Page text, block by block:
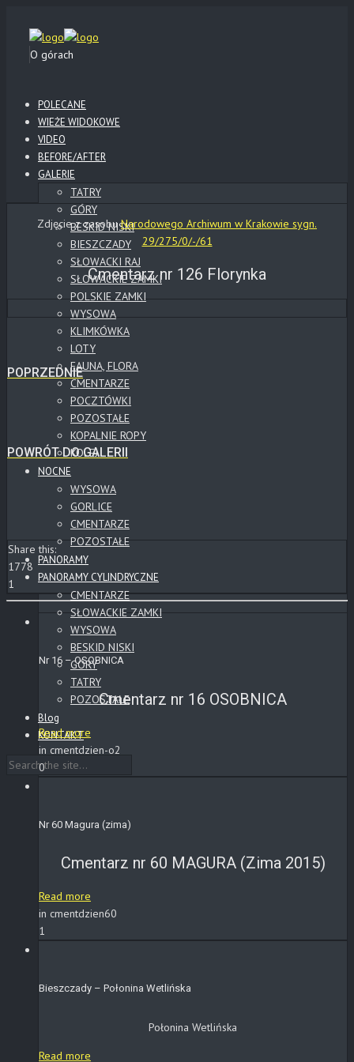
O górach
POLECANE
WIEŻE WIDOKOWE
VIDEO
BEFORE/AFTER
GALERIE
TATRY
GÓRY
BESKID NISKI
BIESZCZADY
SŁOWACKI RAJ
SŁOWACKIE ZAMKI
POLSKIE ZAMKI
WYSOWA
KLIMKÓWKA
LOTY
FAUNA, FLORA
CMENTARZE
POCZTÓWKI
POZOSTAŁE
KOPALNIE ROPY
KOLEJ
NOCNE
WYSOWA
GORLICE
CMENTARZE
POZOSTAŁE
PANORAMY
PANORAMY CYLINDRYCZNE
CMENTARZE
SŁOWACKIE ZAMKI
WYSOWA
BESKID NISKI
GÓRY
TATRY
POZOSTAŁE
Blog
KONTAKT
Zdjęcie z zasobuNarodowego Archiwum w Krakowie sygn.
29/275/0/-/61
Cmentarz nr 126 Florynka
POPRZEDNIE
POWRÓT DO GALERII
Share this:
1778
1
Nr 16 – OSOBNICA
Cmentarz nr 16 OSOBNICA
Read more
in cmentdzien-o2
0
Nr 60 Magura (zima)
Cmentarz nr 60 MAGURA (Zima 2015)
Read more
in cmentdzien60
1
Bieszczady – Połonina Wetlińska
Połonina Wetlińska
Read more